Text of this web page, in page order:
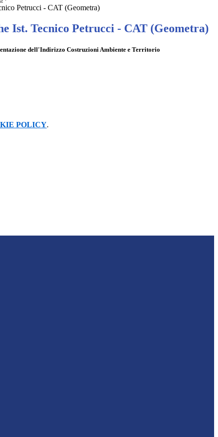
Petrucci - CAT (Geometra)
Ist. Tecnico Petrucci - CAT (Geometra)
dell'Indirizzo Costruzioni Ambiente e Territorio
POLICY.